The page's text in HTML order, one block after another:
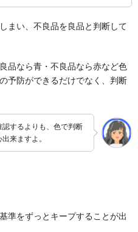
まい、不良品を良品と判断して
品なら青・不良品なら赤など色
予防ができるだけでなく、判断
するよりも、色で判断
来ますよ。
準をずっとキープすることが出